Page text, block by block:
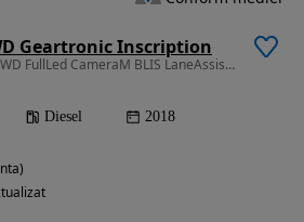
Geartronic Inscription
1969 cm3 • 190 CP • D4 AWD FullLed CameraM BLIS LaneAssist Jante20 Distronic GARANTIE
Diesel 2018